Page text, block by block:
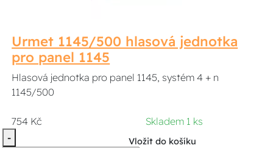
Urmet 1145/500 hlasová jednotka
pro panel 1145
Hlasová jednotka pro panel 1145, systém 4 + n
1145/500
754 Kč
Skladem 1 ks
-
Vložit do košíku